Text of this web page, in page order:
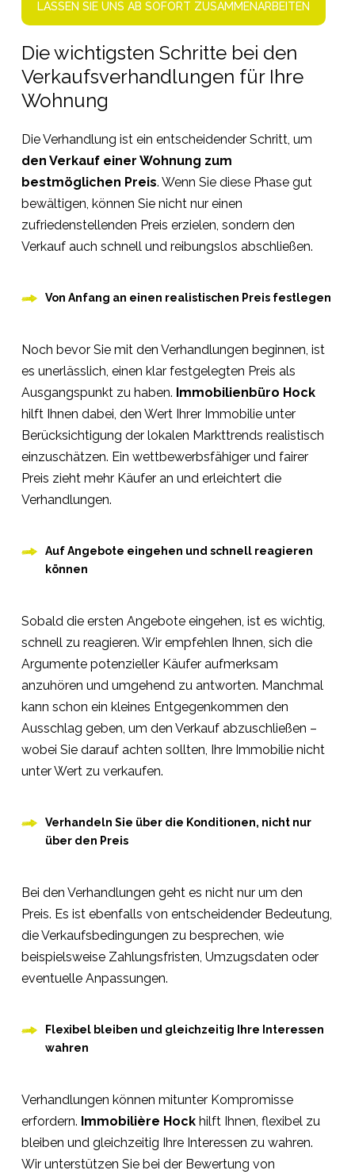
LASSEN SIE UNS AB SOFORT ZUSAMMENARBEITEN
Die wichtigsten Schritte bei den
Verkaufsverhandlungen für Ihre
Wohnung
Die Verhandlung ist ein entscheidender Schritt, um
den Verkauf einer Wohnung zum
bestmöglichen Preis. Wenn Sie diese Phase gut
bewältigen, können Sie nicht nur einen
zufriedenstellenden Preis erzielen, sondern den
Verkauf auch schnell und reibungslos abschließen.
Von Anfang an einen realistischen Preis festlegen
Noch bevor Sie mit den Verhandlungen beginnen, ist
es unerlässlich, einen klar festgelegten Preis als
Ausgangspunkt zu haben. Immobilienbüro Hock
hilft Ihnen dabei, den Wert Ihrer Immobilie unter
Berücksichtigung der lokalen Markttrends realistisch
einzuschätzen. Ein wettbewerbsfähiger und fairer
Preis zieht mehr Käufer an und erleichtert die
Verhandlungen.
Auf Angebote eingehen und schnell reagieren
können
Sobald die ersten Angebote eingehen, ist es wichtig,
schnell zu reagieren. Wir empfehlen Ihnen, sich die
Argumente potenzieller Käufer aufmerksam
anzuhören und umgehend zu antworten. Manchmal
kann schon ein kleines Entgegenkommen den
Ausschlag geben, um den Verkauf abzuschließen –
wobei Sie darauf achten sollten, Ihre Immobilie nicht
unter Wert zu verkaufen.
Verhandeln Sie über die Konditionen, nicht nur
über den Preis
Bei den Verhandlungen geht es nicht nur um den
Preis. Es ist ebenfalls von entscheidender Bedeutung,
die Verkaufsbedingungen zu besprechen, wie
beispielsweise Zahlungsfristen, Umzugsdaten oder
eventuelle Anpassungen.
Flexibel bleiben und gleichzeitig Ihre Interessen
wahren
Verhandlungen können mitunter Kompromisse
erfordern. Immobilière Hockhilft Ihnen, flexibel zu
bleiben und gleichzeitig Ihre Interessen zu wahren.
Wir unterstützen Sie bei der Bewertung von